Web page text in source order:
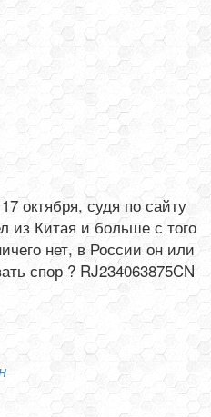
октября, судя по сайту
из Китая и больше с того
нет, в России он или
спор ? RJ234063875CN